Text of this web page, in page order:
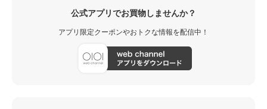
公式アプリでお買物しませんか？
アプリ限定クーポンやおトクな情報を配信中！